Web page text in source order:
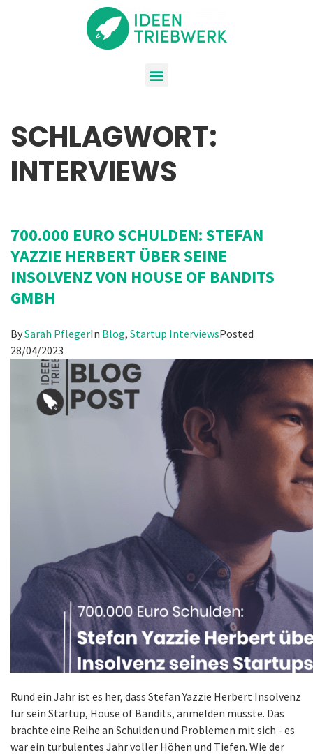
SCHLAGWORT:
INTERVIEWS
700.000 EURO SCHULDEN: STEFAN
YAZZIE HERBERT ÜBER SEINE
INSOLVENZ VON HOUSE OF BANDITS
GMBH
BySarah PflegerIn Blog, Startup InterviewsPosted
28/04/2023
Rund ein Jahr ist es her, dass Stefan Yazzie Herbert Insolvenz
für sein Startup, House of Bandits, anmelden musste. Das
brachte eine Reihe an Schulden und Problemen mit sich - es
war ein turbulentes Jahr voller Höhen und Tiefen. Wie der